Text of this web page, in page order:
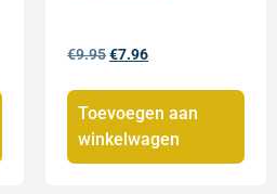
€9.95€7.96
Toevoegen aan
winkelwagen